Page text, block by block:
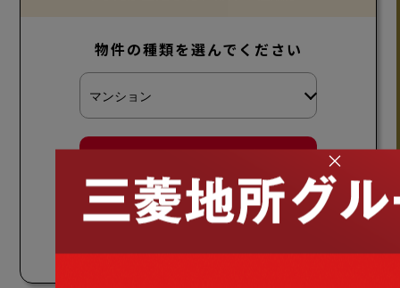
物件の種類を選んでください
チャットで査定してみる
※対象エリア：北海道・宮城県・東京都・神奈川県・埼玉県・
千葉県・愛知県・三重県・岐阜県・静岡県・大阪府・京都府・
×